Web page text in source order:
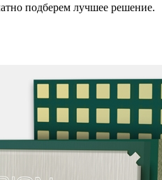
подберем лучшее решение.